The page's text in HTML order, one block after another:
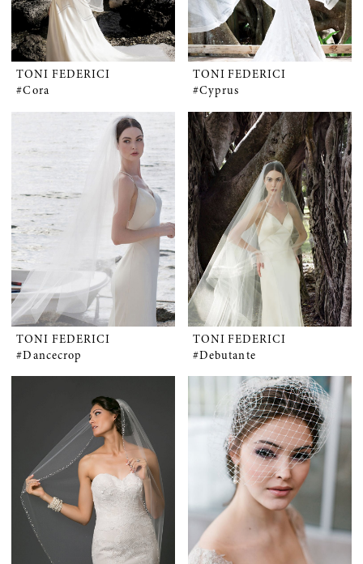
TONI FEDERICI
#Cora
TONI FEDERICI
#Cyprus
TONI FEDERICI
#Dancecrop
TONI FEDERICI
#Debutante